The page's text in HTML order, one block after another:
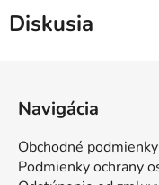
Diskusia
Navigácia
Obchodné podmienky
Podmienky ochrany